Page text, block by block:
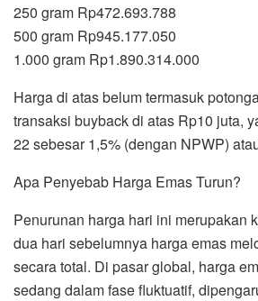
250 gram Rp472.693.788
500 gram Rp945.177.050
1.000 gram Rp1.890.314.000
Harga di atas belum termasuk
transaksi buyback di atas Rp10 juta,
22 sebesar 1,5% (dengan NPWP)
Apa Penyebab Harga Emas Turun?
Penurunan harga hari ini merupakan
dua hari sebelumnya harga emas
secara total. Di pasar global, harga
sedang dalam fase fluktuatif,